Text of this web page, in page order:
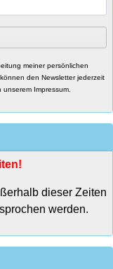
meiner persönlichen
den Newsletter jederzeit
Impressum.
dieser Zeiten
werden.